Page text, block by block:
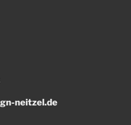
neitzel.de